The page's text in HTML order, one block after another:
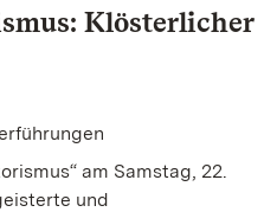
Klösterlicher
am Samstag, 22.
und